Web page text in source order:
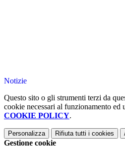
Notizie
Questo sito o gli strumenti terzi da
cookie necessari al funzionamento
COOKIE POLICY.
Personalizza Rifiuta tutti i cookies
Gestione cookie